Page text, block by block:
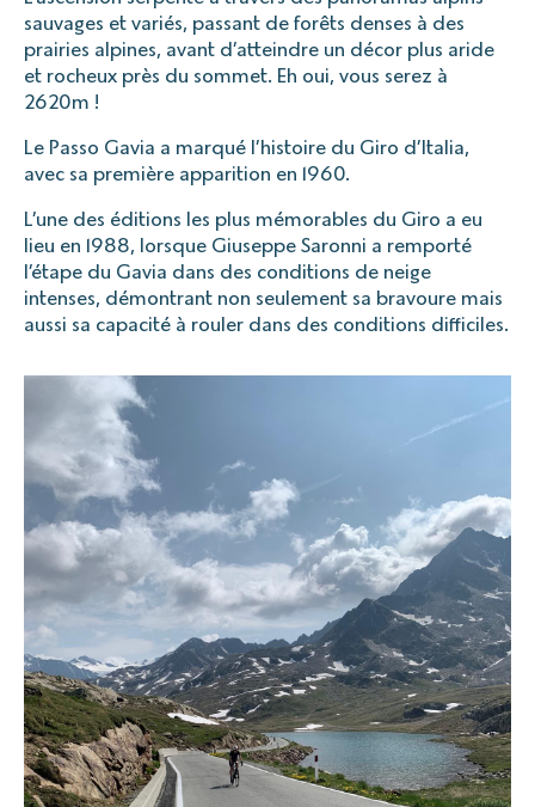
sauvages et variés, passant de forêts denses à des
prairies alpines, avant d’atteindre un décor plus aride
et rocheux près du sommet. Eh oui, vous serez à
2620m !
Le Passo Gavia a marqué l’histoire du Giro d’Italia,
avec sa première apparition en 1960.
L’une des éditions les plus mémorables du Giro a eu
lieu en 1988, lorsque Giuseppe Saronni a remporté
l’étape du Gavia dans des conditions de neige
intenses, démontrant non seulement sa bravoure mais
aussi sa capacité à rouler dans des conditions difficiles.